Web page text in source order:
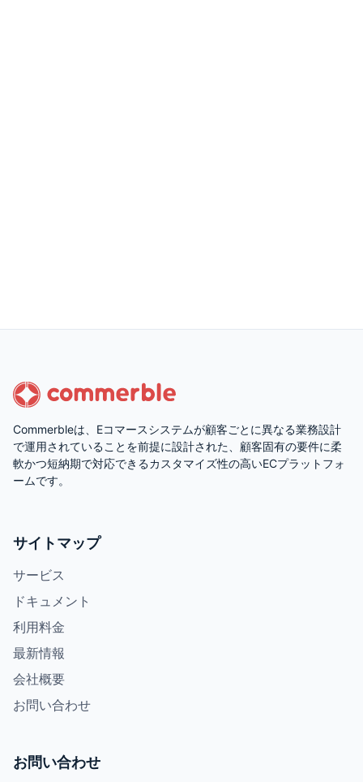
Commerbleは、Eコマースシステムが顧客ごとに異なる業務設計
で運用されていることを前提に設計された、顧客固有の要件に柔
軟かつ短納期で対応できるカスタマイズ性の高いECプラットフォ
ームです。
サイトマップ
サービス
ドキュメント
利用料金
最新情報
会社概要
お問い合わせ
お問い合わせ